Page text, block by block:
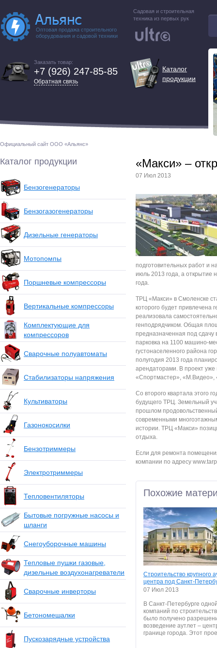
Оптовая продажа строительного
оборудования и садовой техники
Садовая и строительная
техника из первых рук
Заказать товар:
+7 (926) 247-85-85
Обратная связь
Каталог
продукции
Официальный сайт ООО «Альянс»
Каталог продукции
Бензогенераторы
Бензогазогенераторы
Дизельные генераторы
Мотопомпы
Поршневые компрессоры
Вертикальные компрессоры
Комплектующие для
компрессоров
Сварочные полуавтоматы
Стабилизаторы напряжения
Культиваторы
Газонокосилки
Бензотриммеры
Электротриммеры
Тепловентиляторы
Бытовые погружные насосы и
шланги
Снегоуборочные машины
Тепловые пушки газовые,
дизельные воздухонагреватели
Сварочные инверторы
Бетономешалки
Пускозарядные устройства
«Макси» –
07 Июл 2013
подготовительных работ и
июль 2013 года, а открытие
года.
ТРЦ «Макси» в Смоленске
которого будет
реализовала
генподрядчиком. Общая
предназначенная под сдачу
парковка на 1100 машино-
густонаселенного района
полугодия 2013 года
арендаторами. В проект
«Спортмастер», «М.Видео»,
Со второго квартала этого
будущего ТРЦ. Земельный
прошлом
современными
истории. ТРЦ «Макси»
отдыха.
Если для ремонта
компании по адресу
Похожие
Строительство крупного
центра под Санкт-
07 Июл 2013
В Санкт-Петербурге
компаний по
было получено
возведение аутлет –
границе города. Этот